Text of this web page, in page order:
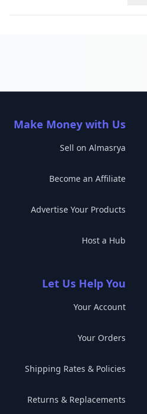
Make Money with Us
Sell on Almasrya
Become an Affiliate
Advertise Your Products
Host a Hub
Let Us Help You
Your Account
Your Orders
Shipping Rates & Policies
Returns & Replacements